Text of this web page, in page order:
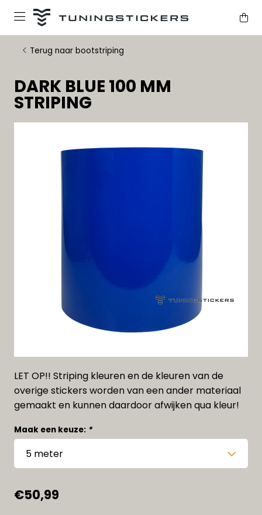
Terug naar bootstriping
DARK BLUE 100 MM
STRIPING
LET OP!! Striping kleuren en de kleuren van de
overige stickers worden van een ander materiaal
gemaakt en kunnen daardoor afwijken qua kleur!
Maak een keuze: *
€50,99